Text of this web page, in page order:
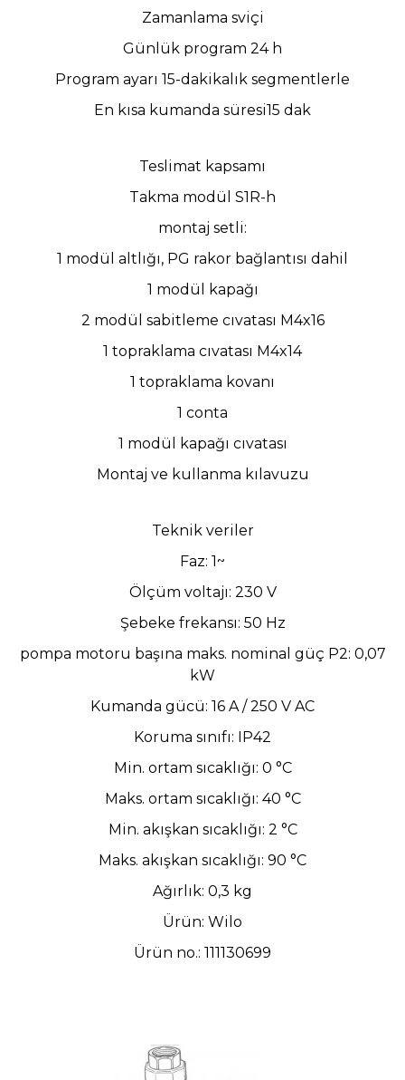
Zamanlama sviçi
Günlük program 24 h
Program ayarı 15-dakikalık segmentlerle
En kısa kumanda süresi15 dak
Teslimat kapsamı
Takma modül S1R-h
montaj setli:
1 modül altlığı, PG rakor bağlantısı dahil
1 modül kapağı
2 modül sabitleme cıvatası M4x16
1 topraklama cıvatası M4x14
1 topraklama kovanı
1 conta
1 modül kapağı cıvatası
Montaj ve kullanma kılavuzu
Teknik veriler
Faz: 1~
Ölçüm voltajı: 230 V
Şebeke frekansı: 50 Hz
pompa motoru başına maks. nominal güç P2: 0,07
kW
Kumanda gücü: 16 A / 250 V AC
Koruma sınıfı: IP42
Min. ortam sıcaklığı: 0 °C
Maks. ortam sıcaklığı: 40 °C
Min. akışkan sıcaklığı: 2 °C
Maks. akışkan sıcaklığı : 90 °C
Ağırlık: 0,3 kg
Ürün: Wilo
Ürün no.: 111130699